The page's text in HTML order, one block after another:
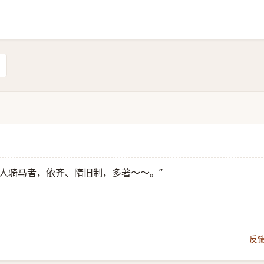
骑马者，依齐、隋旧制，多著～～。”
反